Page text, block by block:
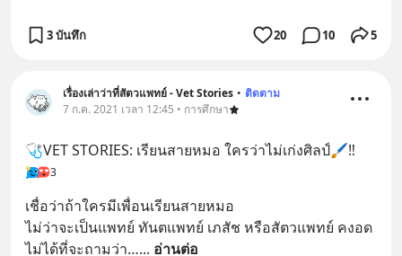
3 บันทึก 20 10 5
เรื่องเล่าว่าที่สัตวแพทย์ - Vet Stories • ติดตาม
7 ก.ค. 2021 เวลา 12:45 • การศึกษา
🩺VET STORIES: เรียนสายหมอ ใครว่าไม่เก่งศิลป์🖌‼️
3
เชื่อว่าถ้าใครมีเพื่อนเรียนสายหมอ
ไม่ว่าจะเป็นแพทย์ ทันตแพทย์ เภสัช หรือสัตวแพทย์ คงอด
ไม่ได้ที่จะถามว่า…... อ่านต่อ